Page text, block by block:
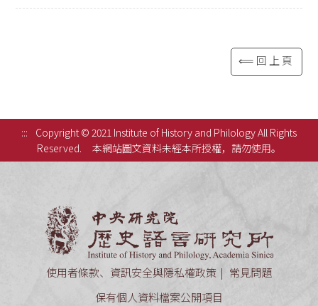
⟸回上頁
:::
Copyright © 2021 Institute of History and Philology All Rights
Reserved.
本網站圖文資料未經本所授權，請勿使用。
使用者條款、資訊安全與隱私權政策
常見問題
保有個人資料檔案公開項目